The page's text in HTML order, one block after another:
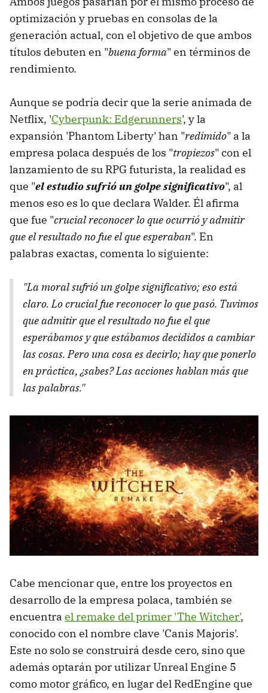
optimización y pruebas en consolas de la
generación actual, con el objetivo de que ambos
títulos debuten en "buena forma" en términos de
rendimiento.
Aunque se podría decir que la serie animada de
Netflix, 'Cyberpunk: Edgerunners', y la
expansión 'Phantom Liberty' han "redimido" a la
empresa polaca después de los "tropiezos" con el
lanzamiento de su RPG futurista, la realidad es
que "el estudio sufrió un golpe significativo", al
menos eso es lo que declara Walder. Él afirma
que fue "crucial reconocer lo que ocurrió y admitir
que el resultado no fue el que esperaban". En
palabras exactas, comenta lo siguiente:
"La moral sufrió un golpe significativo; eso está
claro. Lo crucial fue reconocer lo que pasó. Tuvimos
que admitir que el resultado no fue el que
esperábamos y que estábamos decididos a cambiar
las cosas. Pero una cosa es decirlo; hay que ponerlo
en práctica, ¿sabes? Las acciones hablan más que
las palabras."
Cabe mencionar que, entre los proyectos en
desarrollo de la empresa polaca, también se
encuentra el remake del primer 'The Witcher',
conocido con el nombre clave 'Canis Majoris'.
Este no solo se construirá desde cero, sino que
además optarán por utilizar Unreal Engine 5
como motor gráfico, en lugar del RedEngine que